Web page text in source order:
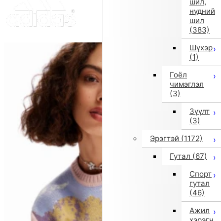
нүдний
шил
(383)
Шүхэр
(1)
Гоёл
чимэглэл
(3)
Зүүлт
(3)
Эрэгтэй (1172)
Гутал (67)
Спорт
гутал
(46)
Ажил